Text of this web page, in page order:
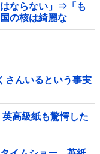
ならない」⇒「も
の核は綺麗な
さんいるという事実
高級紙も驚愕した